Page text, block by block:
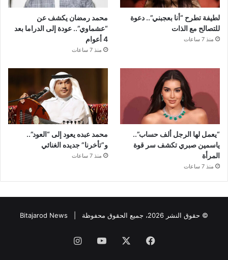
لطيفة تطرح “أنا بعجبني”.. دعوة
للتصالح مع الذات
منذ 7 ساعات
محمد رمضان يكشف عن
“عشماوي”.. عودة إلى الدراما بعد
4 أعوام
منذ 7 ساعات
“يعمل لها الرجل ألف حساب”..
ياسمين صبري تكشف سر قوة
المرأة
منذ 7 ساعات
محمد عبده يعود إلى “العود”..
و”تأخرنا” جديده الغنائي
منذ 7 ساعات
© حقوق النشر 2026، جميع الحقوق محفوظة | Bitajarod News
فيسبوك ‫YouTubeانستقرام